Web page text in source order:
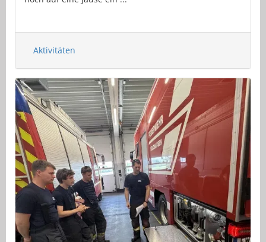
Aktivitäten